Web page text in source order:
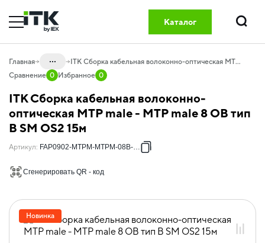
Каталог
Поиск
Главная ...
20.04 Оптический кабель и
компоненты
сборки GREEN
сборки OS2
ITK Сборка кабельная волоконно-оптическая MTP male - MTP male 8 ОВ тип B SM OS2 15м
Сравнение 0 Избранное 0
ITK Сборка кабельная волоконно-
оптическая MTP male - MTP male 8 ОВ тип
B SM OS2 15м
Новинка
Артикул: FAP0902-MTPM-MTPM-08B-015
Сгенерировать QR - код